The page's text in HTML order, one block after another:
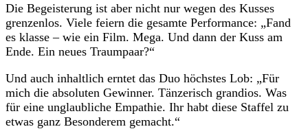
Die Begeisterung ist aber nicht nur wegen des Kusses
grenzenlos. Viele feiern die gesamte Performance: „Fand
es klasse – wie ein Film. Mega. Und dann der Kuss am
Ende. Ein neues Traumpaar?“
Und auch inhaltlich erntet das Duo höchstes Lob: „Für
mich die absoluten Gewinner. Tänzerisch grandios. Was
für eine unglaubliche Empathie. Ihr habt diese Staffel zu
etwas ganz Besonderem gemacht.“